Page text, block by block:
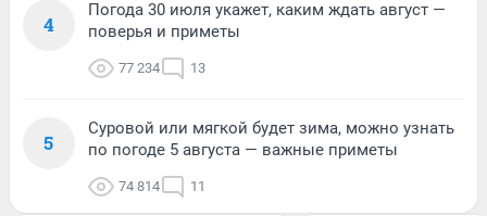
4
Погода 30 июля укажет, каким ждать август —
поверья и приметы
77 234 13
5
Суровой или мягкой будет зима, можно узнать
по погоде 5 августа — важные приметы
74 814 11